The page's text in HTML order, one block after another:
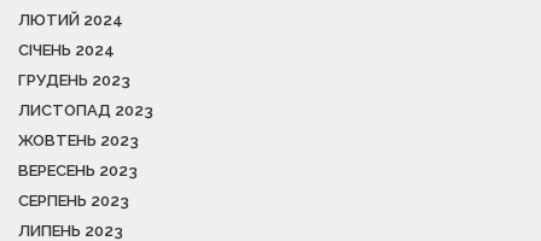
ЛЮТИЙ 2024
СІЧЕНЬ 2024
ГРУДЕНЬ 2023
ЛИСТОПАД 2023
ЖОВТЕНЬ 2023
ВЕРЕСЕНЬ 2023
СЕРПЕНЬ 2023
ЛИПЕНЬ 2023